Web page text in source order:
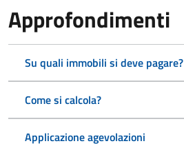
Approfondimenti
Su quali immobili si deve pagare?
Come si calcola?
Applicazione agevolazioni